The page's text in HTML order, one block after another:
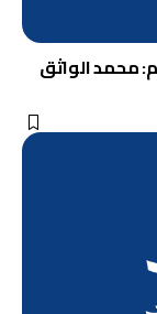
محمد الواثق